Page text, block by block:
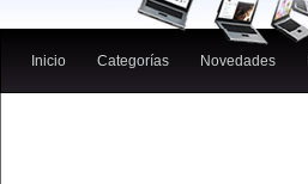
Inicio Categorías Novedades